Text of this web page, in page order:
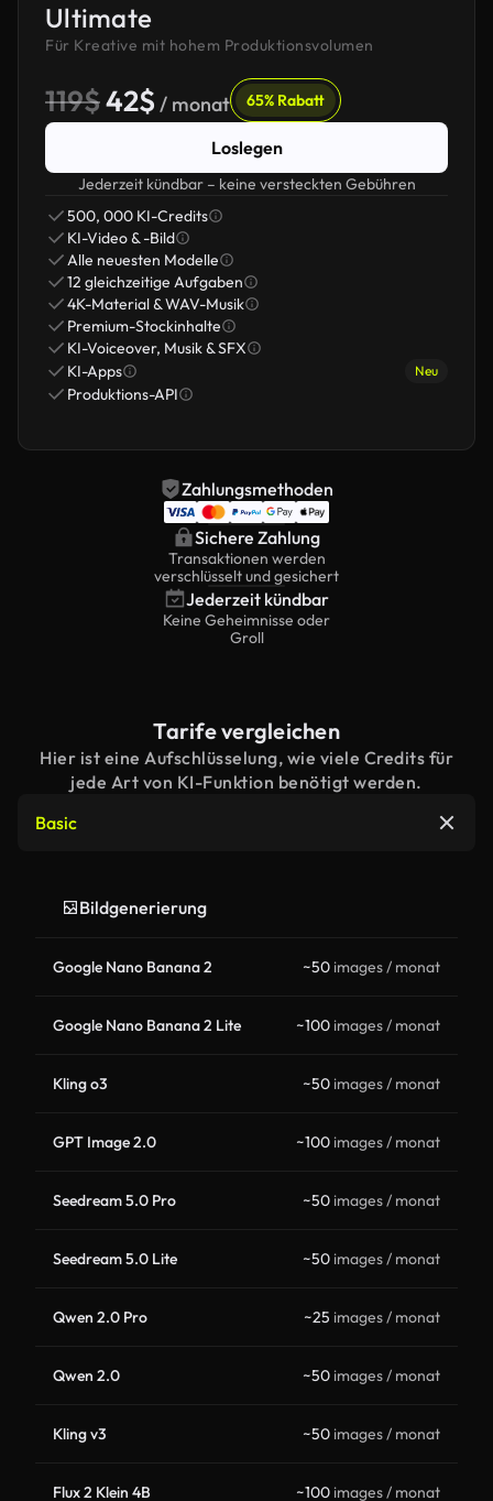
Ultimate
Für Kreative mit hohem Produktionsvolumen
119$42$ / monat 65% Rabatt
Loslegen
Jederzeit kündbar – keine versteckten Gebühren
500, 000 KI-Credits
KI-Video & -Bild
Alle neuesten Modelle
12 gleichzeitige Aufgaben
4K-Material & WAV-Musik
Premium-Stockinhalte
KI-Voiceover, Musik & SFX
KI-Apps
Neu
Produktions-API
Zahlungsmethoden
Sichere Zahlung
Transaktionen werden
verschlüsselt und gesichert
Jederzeit kündbar
Keine Geheimnisse oder
Groll
Tarife vergleichen
Hier ist eine Aufschlüsselung, wie viele Credits für
jede Art von KI-Funktion benötigt werden.
Basic
Bildgenerierung
Google Nano Banana 2 ~50 images / monat
Google Nano Banana 2 Lite ~100 images / monat
Kling o3 ~50 images / monat
GPT Image 2.0 ~100 images / monat
Seedream 5.0 Pro ~50 images / monat
Seedream 5.0 Lite ~50 images / monat
Qwen 2.0 Pro ~25 images / monat
Qwen 2.0 ~50 images / monat
Kling v3 ~50 images / monat
Flux 2 Klein 4B ~100 images / monat